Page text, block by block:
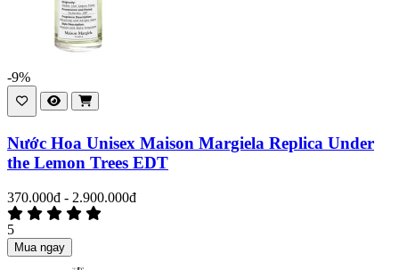
-9%
Nước Hoa Unisex Maison Margiela Replica Under
the Lemon Trees EDT
370.000đ - 2.900.000đ
5
Mua ngay